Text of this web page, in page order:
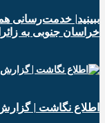
ببینید| خدمت‌رسانی
خراسان جنوبی به
️اطلاع نگاشت |